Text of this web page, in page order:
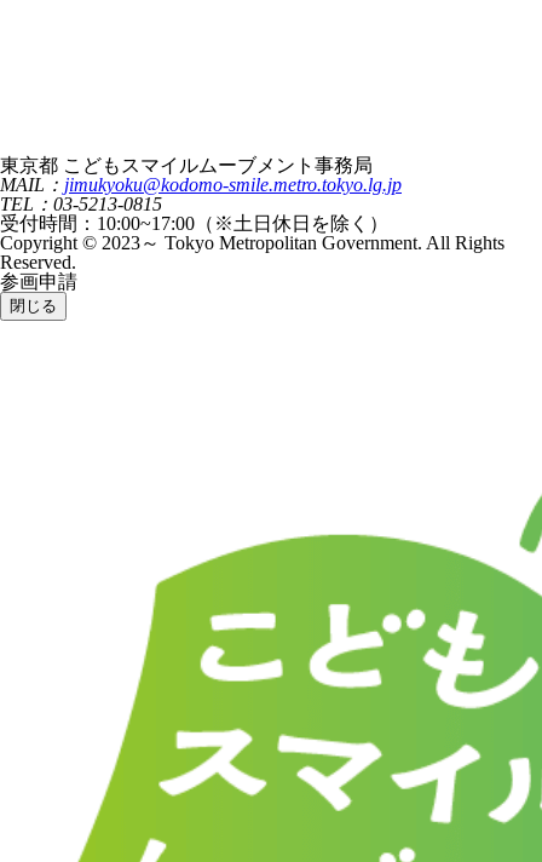
東京都 こどもスマイルムーブメント事務局
MAIL： jimukyoku@kodomo-smile.metro.tokyo.lg.jp
TEL：03-5213-0815
受付時間：10:00~17:00（※土日休日を除く）
Copyright © 2023～ Tokyo Metropolitan Government. All Rights
Reserved.
参画申請
閉じる